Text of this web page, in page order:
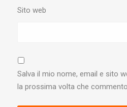
Sito web
Salva il mio nome, email e sito
la prossima volta che